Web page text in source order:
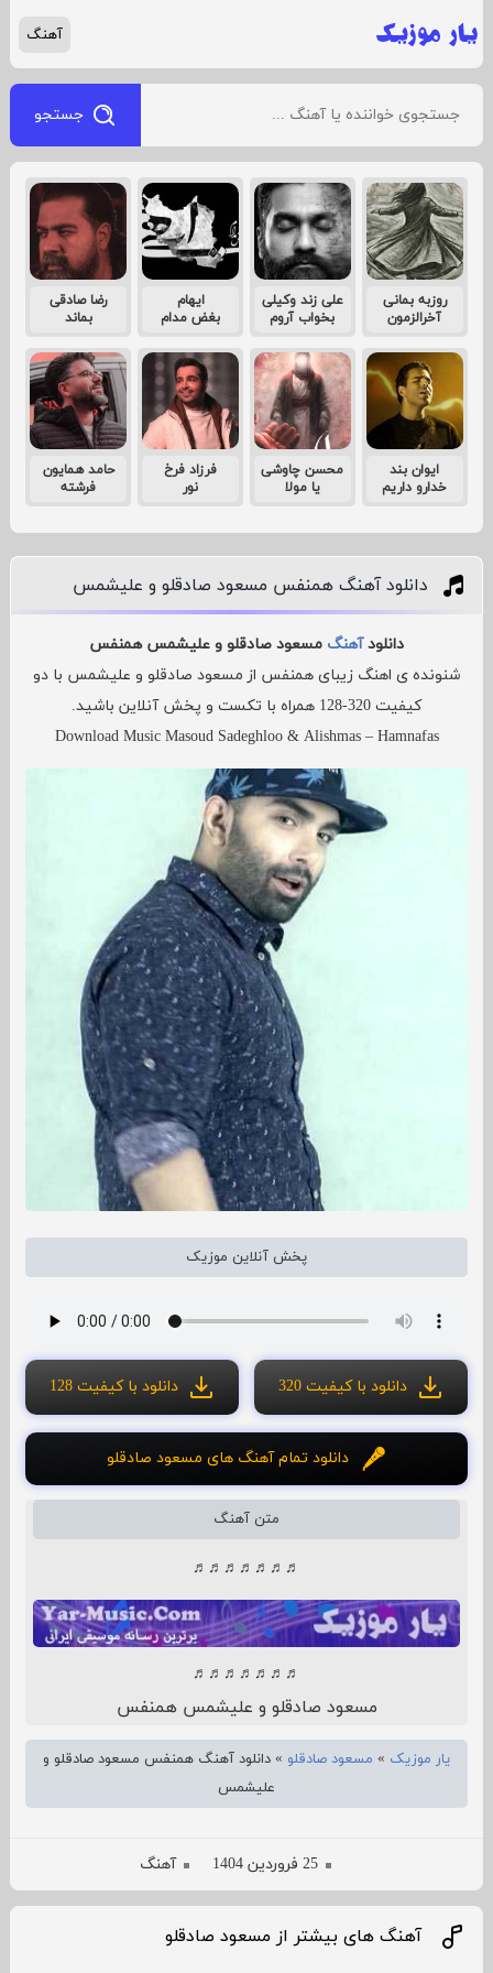
آهنگ
جستجو
روزبه بمانی
آخرالزمون
علی زند وکیلی
بخواب آروم
ایهام
بغض مدام
رضا صادقی
بماند
ایوان بند
خدارو داریم
محسن چاوشی
یا مولا
فرزاد فرخ
نور
حامد همایون
فرشته
دانلود آهنگ همنفس مسعود صادقلو و علیشمس
دانلودآهنگ مسعود صادقلو و علیشمس همنفس
شنونده ی اهنگ زیبای همنفس از مسعود صادقلو و علیشمس با دو
کیفیت 320-128 همراه با تکست و پخش آنلاین باشید.
Download Music Masoud Sadeghloo & Alishmas – Hamnafas
پخش آنلاین موزیک
دانلود با کیفیت 320 دانلود با کیفیت 128
دانلود تمام آهنگ های مسعود صادقلو
متن آهنگ
♬♬♬♬♬♬♬
♬♬♬♬♬♬♬
مسعود صادقلو و علیشمس همنفس
یار موزیک » مسعود صادقلو » دانلود آهنگ همنفس مسعود صادقلو و
علیشمس
25 فروردین 1404 آهنگ
آهنگ های بیشتر از مسعود صادقلو